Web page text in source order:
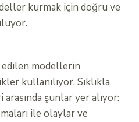
kurmak için doğru ve
edilen modellerin
kullanılıyor. Sıklıkla
şunlar yer alıyor:
ile olaylar ve